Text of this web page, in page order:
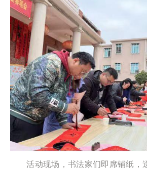
活动现场，书法家们即席铺纸，